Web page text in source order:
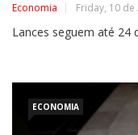
Economia Friday, 10
Lances seguem até 24
ECONOMIA